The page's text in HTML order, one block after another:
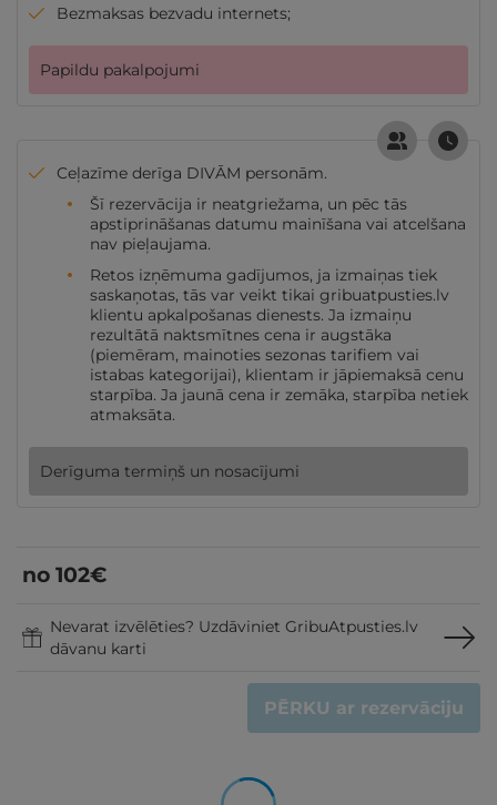
Bezmaksas bezvadu internets;
Papildu pakalpojumi
Ceļazīme derīga DIVĀM personām.
Šī rezervācija ir neatgriežama, un pēc tās
apstiprināšanas datumu mainīšana vai atcelšana
nav pieļaujama.
Retos izņēmuma gadījumos, ja izmaiņas tiek
saskaņotas, tās var veikt tikai gribuatpusties.lv
klientu apkalpošanas dienests. Ja izmaiņu
rezultātā naktsmītnes cena ir augstāka
(piemēram, mainoties sezonas tarifiem vai
istabas kategorijai), klientam ir jāpiemaksā cenu
starpība. Ja jaunā cena ir zemāka, starpība netiek
atmaksāta.
Derīguma termiņš un nosacījumi
no 102€
Nevarat izvēlēties? Uzdāviniet GribuAtpusties.lv
dāvanu karti
PĒRKU ar rezervāciju